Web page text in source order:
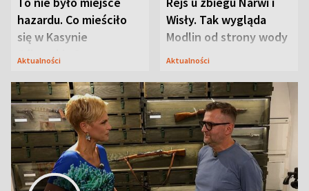
hazardu. Co mieściło
się w Kasynie
Oficerskim?
Aktualności
Wisły. Tak wygląda
Modlin od strony wody
Aktualności